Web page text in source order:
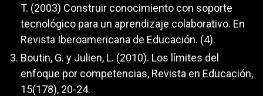
T. (2003) Construir conocimiento con soporte
tecnológico para un aprendizaje colaborativo. En
Revista Iberoamericana de Educación. (4).
Boutin, G. y Julien, L. (2010). Los límites del
enfoque por competencias, Revista en Educación,
15(178), 20-24.